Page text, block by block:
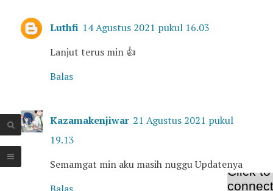
Luthfi 14 Agustus 2021 pukul 16.03
Lanjut terus min 👍
Balas
Kazamakenjiwar 21 Agustus 2021 pukul
19.13
Semamgat min aku masih nuggu Updatenya